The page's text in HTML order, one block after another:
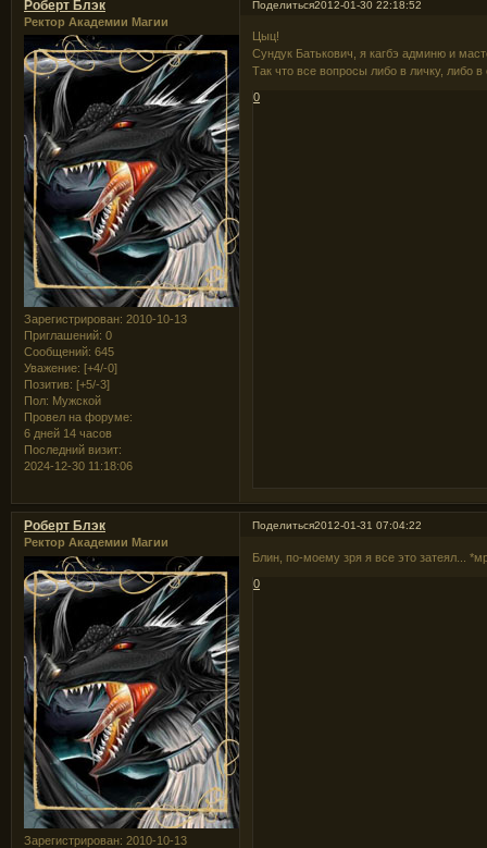
Поделиться2012-01-30 22:18:52
Роберт Блэк
Ректор Академии Магии
Зарегистрирован: 2010-10-13
Приглашений: 0
Сообщений: 645
Уважение: [+4/-0]
Позитив: [+5/-3]
Пол: Мужской
Провел на форуме:
6 дней 14 часов
Последний визит:
2024-12-30 11:18:06
Цыц!
Сундук Батькович, я кагбэ админю и
Так что все вопросы либо в личку, либо в
0
Поделиться2012-01-31 07:04:22
Роберт Блэк
Ректор Академии Магии
Зарегистрирован: 2010-10-13
Блин, по-моему зря я все это затеял...
0